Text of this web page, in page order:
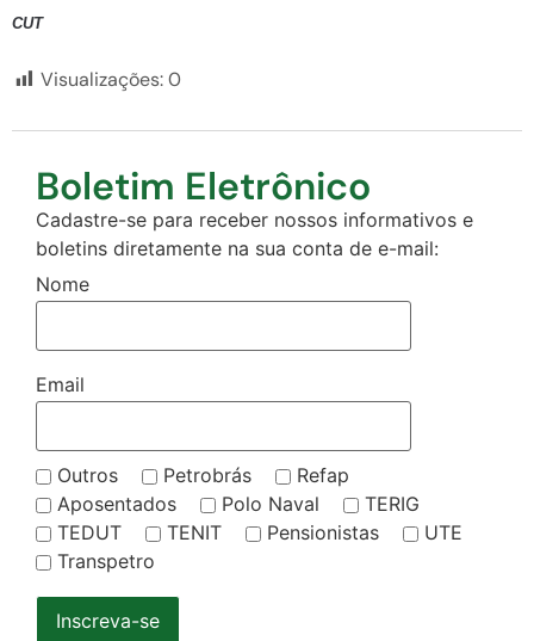
CUT
Visualizações:0
Boletim Eletrônico
Cadastre-se para receber nossos informativos e
boletins diretamente na sua conta de e-mail:
Nome
Email
Outros Petrobrás
Refap
Aposentados
Polo Naval
TERIG
TEDUT
TENIT Pensionistas
UTE
Transpetro
Inscreva-se